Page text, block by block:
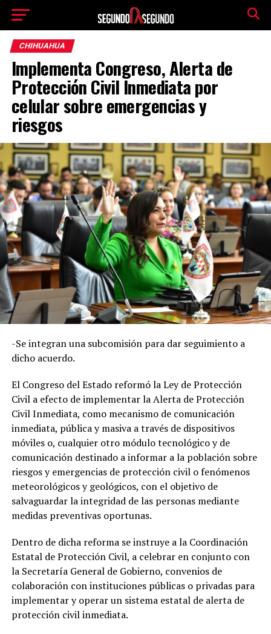
CHIHUAHUA
Implementa Congreso, Alerta de
Protección Civil Inmediata por
celular sobre emergencias y
riesgos
-Se integran una subcomisión para dar seguimiento a
dicho acuerdo.
El Congreso del Estado reformó la Ley de Protección
Civil a efecto de implementar la Alerta de Protección
Civil Inmediata, como mecanismo de comunicación
inmediata, pública y masiva a través de dispositivos
móviles o, cualquier otro módulo tecnológico y de
comunicación destinado a informar a la población sobre
riesgos y emergencias de protección civil o fenómenos
meteorológicos y geológicos, con el objetivo de
salvaguardar la integridad de las personas mediante
medidas preventivas oportunas.
Dentro de dicha reforma se instruye a la Coordinación
Estatal de Protección Civil, a celebrar en conjunto con
la Secretaría General de Gobierno, convenios de
colaboración con instituciones públicas o privadas para
implementar y operar un sistema estatal de alerta de
protección civil inmediata.